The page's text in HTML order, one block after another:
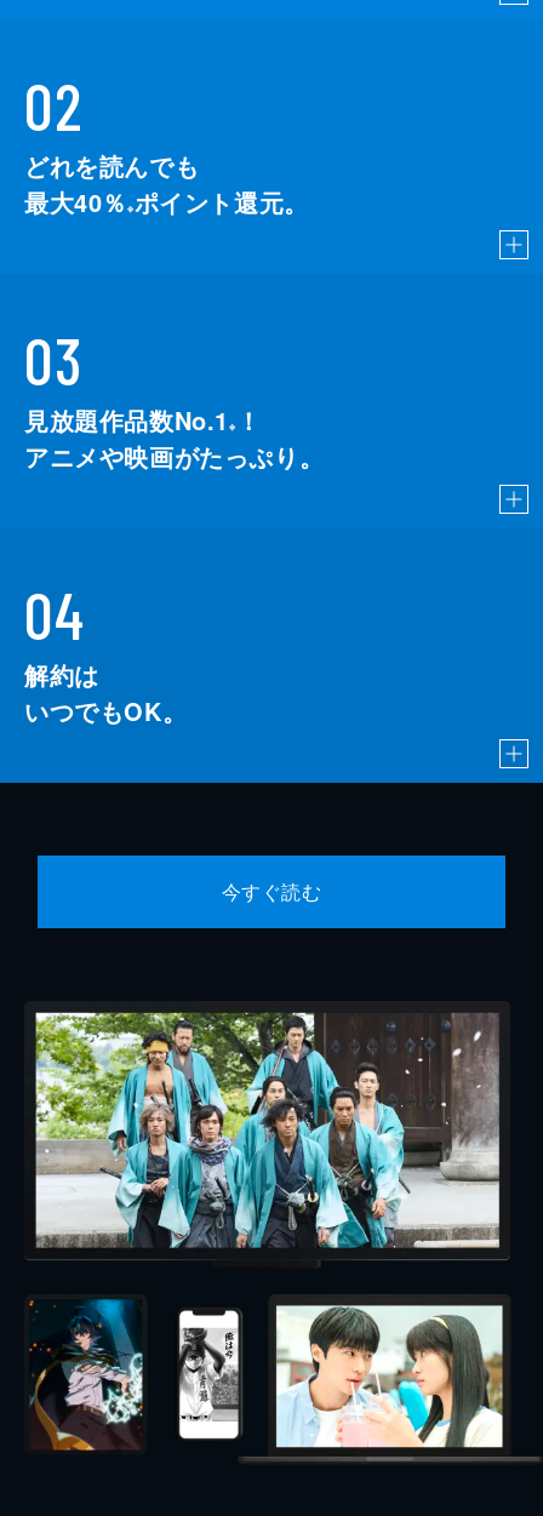
02
どれを読んでも
最大40％ ※ポイント還元。
03
見放題作品数No.1 ※
！
アニメや映画がたっぷり。
04
解約は
いつでもOK。
今すぐ読む